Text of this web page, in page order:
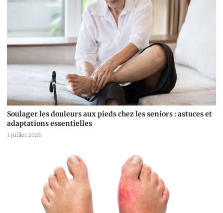
Soulager les douleurs aux pieds chez les seniors : astuces et
adaptations essentielles
1 juillet 2026